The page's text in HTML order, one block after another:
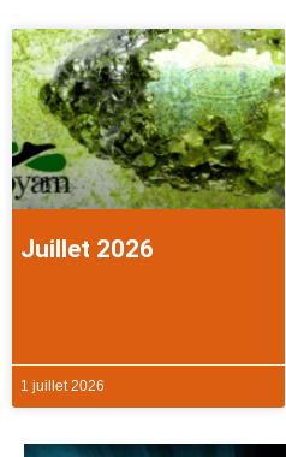
Juillet 2026
1 juillet 2026